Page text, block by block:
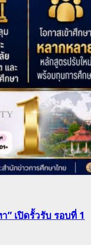
” เปิดรั้วรับ รอบที่ 1